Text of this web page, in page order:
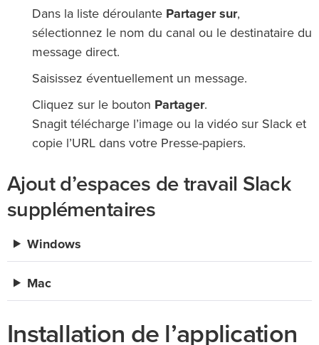
Dans la liste déroulante Partager sur,
sélectionnez le nom du canal ou le destinataire du
message direct.
Saisissez éventuellement un message.
Cliquez sur le bouton Partager.
Snagit télécharge l’image ou la vidéo sur Slack et
copie l’URL dans votre Presse-papiers.
Ajout d’espaces de travail Slack
supplémentaires
Windows
Mac
Installation de l’application